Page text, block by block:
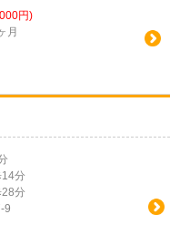
円)
月
14分
28分
9